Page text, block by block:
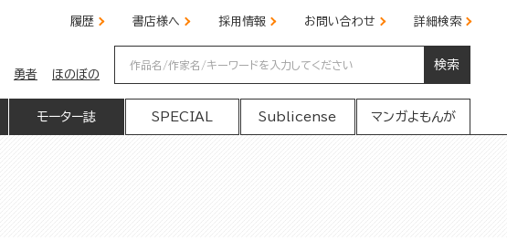
履歴 書店様へ 採用情報 お問い合わせ 詳細検索
勇者 ほのぼの
検索
モーター誌 SPECIAL Sublicense マンガよもんが